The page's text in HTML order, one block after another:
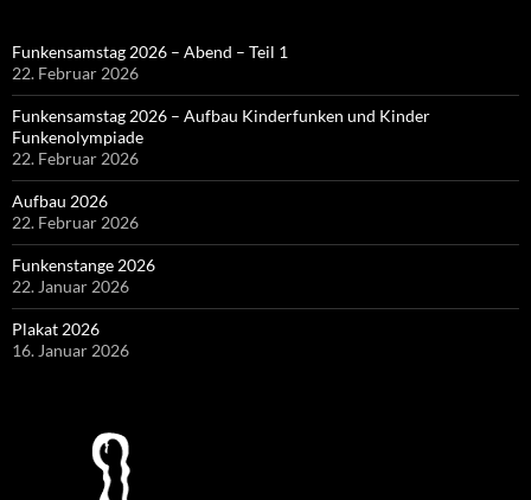
Funkensamstag 2026 – Abend – Teil 1
22. Februar 2026
Funkensamstag 2026 – Aufbau Kinderfunken und Kinder
Funkenolympiade
22. Februar 2026
Aufbau 2026
22. Februar 2026
Funkenstange 2026
22. Januar 2026
Plakat 2026
16. Januar 2026